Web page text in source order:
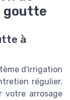
goutte
à
d'irrigation
régulier.
votre arrosage